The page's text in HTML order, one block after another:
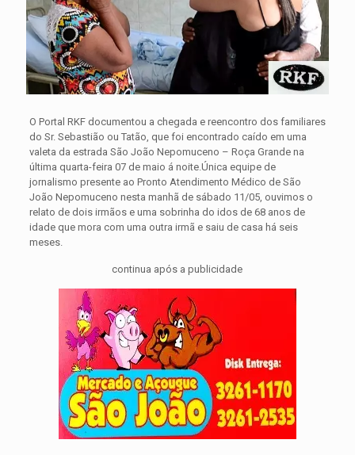
O Portal RKF documentou a chegada e reencontro dos familiares
do Sr. Sebastião ou Tatão, que foi encontrado caído em uma
valeta da estrada São João Nepomuceno – Roça Grande na
última quarta-feira 07 de maio á noite. Única equipe de
jornalismo presente ao Pronto Atendimento Médico de São
João Nepomuceno nesta manhã de sábado 11/05, ouvimos o
relato de dois irmãos e uma sobrinha do idos de 68 anos de
idade que mora com uma outra irmã e saiu de casa há seis
meses.
continua após a publicidade